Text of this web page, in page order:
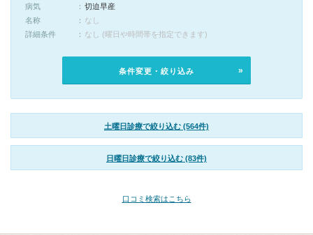
病気
切迫早産
名称
なし
詳細条件
なし (曜日や時間帯を指定できます)
条件変更・絞り込み
土曜日診療で絞り込む (564件)
日曜日診療で絞り込む (83件)
口コミ検索はこちら